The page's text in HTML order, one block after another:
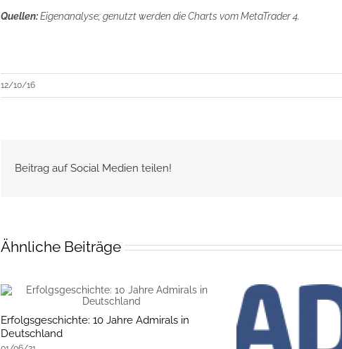
Quellen:Eigenanalyse; genutzt werden die Charts vom MetaTrader 4.
12/10/16
Beitrag auf Social Medien teilen!
Ähnliche Beiträge
Erfolgsgeschichte: 10 Jahre Admirals in
Deutschland